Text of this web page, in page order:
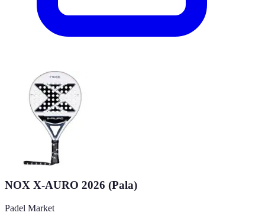
NOX X-AURO 2026 (Pala)
Padel Market